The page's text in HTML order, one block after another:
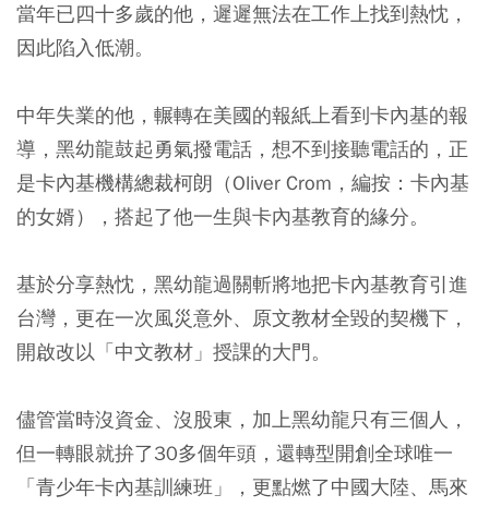
當年已四十多歲的他，遲遲無法在工作上找到熱忱，
因此陷入低潮。
中年失業的他，輾轉在美國的報紙上看到卡內基的報
導，黑幼龍鼓起勇氣撥電話，想不到接聽電話的，正
是卡內基機構總裁柯朗（Oliver Crom，編按：卡內基
的女婿），搭起了他一生與卡內基教育的緣分。
基於分享熱忱，黑幼龍過關斬將地把卡內基教育引進
台灣，更在一次風災意外、原文教材全毀的契機下，
開啟改以「中文教材」授課的大門。
儘管當時沒資金、沒股東，加上黑幼龍只有三個人，
但一轉眼就拚了30多個年頭，還轉型開創全球唯一
「青少年卡內基訓練班」，更點燃了中國大陸、馬來